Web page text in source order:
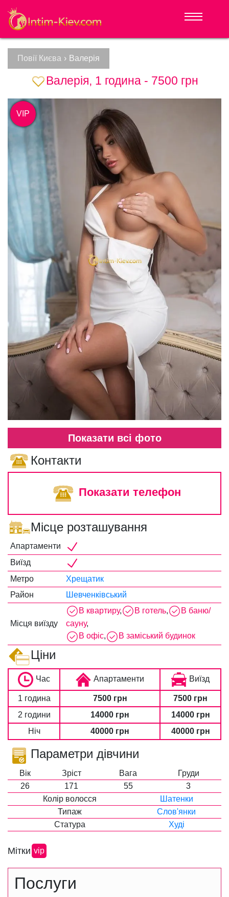
Повії Києва › Валерія
Валерія, 1 година - 7500 грн
Показати всі фото
VIP
Контакти
Показати телефон
Місце розташування
Апартаменти
Виїзд
Метро
Хрещатик
Район
Шевченківський
Місця виїзду
В квартиру, В готель,
В баню/
сауну,
В офіс, В заміський будинок
Ціни
Час Апартаменти Виїзд
1 година 7500 грн
7500 грн
2 години
14000 грн
14000 грн
Ніч
40000 грн 40000 грн
Параметри дівчини
Вік Зріст Вага
Груди
26
171 55
3
Колір волосся
Шатенки
Типаж
Слов'янки
Статура
Худі
Мітки vip
Послуги